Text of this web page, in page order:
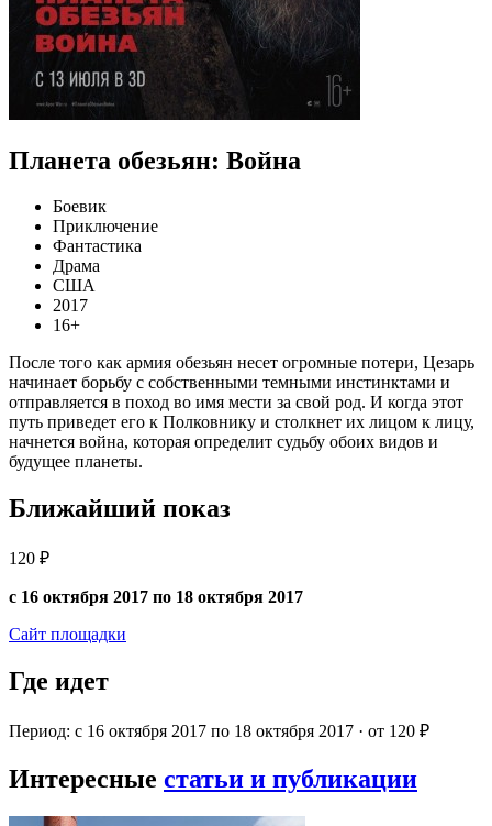
Планета обезьян: Война
Боевик
Приключение
Фантастика
Драма
США
2017
16+
После того как армия обезьян несет огромные потери, Цезарь
начинает борьбу с собственными темными инстинктами и
отправляется в поход во имя мести за свой род. И когда этот
путь приведет его к Полковнику и столкнет их лицом к лицу,
начнется война, которая определит судьбу обоих видов и
будущее планеты.
Ближайший показ
120 ₽
с 16 октября 2017 по 18 октября 2017
Сайт площадки
Где идет
Период: с 16 октября 2017 по 18 октября 2017 · от 120 ₽
Интересные статьи и публикации